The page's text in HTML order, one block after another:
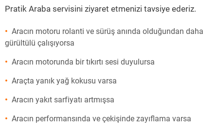
Pratik Araba servisini ziyaret etmenizi tavsiye ederiz.
Aracın motoru rolanti ve sürüş anında olduğundan daha
gürültülü çalışıyorsa
Aracın motorunda bir tıkırtı sesi duyulursa
Araçta yanık yağ kokusu varsa
Aracın yakıt sarfiyatı artmışsa
Aracın performansında ve çekişinde zayıflama varsa